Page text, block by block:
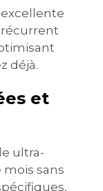
déjà.
et
ultra-
sans